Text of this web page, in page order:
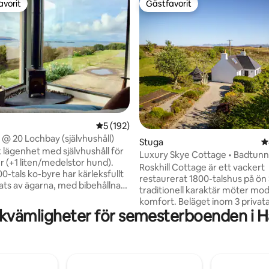
betyg, 173 omdömen 5 av 5 i genomsnittligt betyg, 192
5 (192)
20 Lochbay (självhushåll)
lägenhet med självhushåll för
(+1 liten/medelstor hund).
tals ko-byre har kärleksfullt
av ägarna, med bibehållna
att komma bort från allt,
och ro framför en vedeldad
Gästfavorit
Gästfavorit
Stuga
Luxury Skye Cottage • Badtunna
BBQ Lodge
Roskhill Cottage är ett vackert
restaurerat 1800-talshus på ön
traditionell karaktär möter
komfort. Beläget inom 3 privata tunnland
erbjuder det utsikt över havet
en mysig vedeldad kamin,
för semesterboenden i